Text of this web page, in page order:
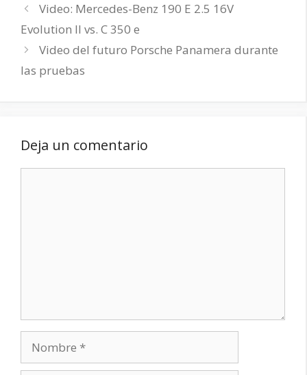
Video: Mercedes-Benz 190 E 2.5 16V
Evolution II vs. C 350 e
Video del futuro Porsche Panamera durante
las pruebas
Deja un comentario